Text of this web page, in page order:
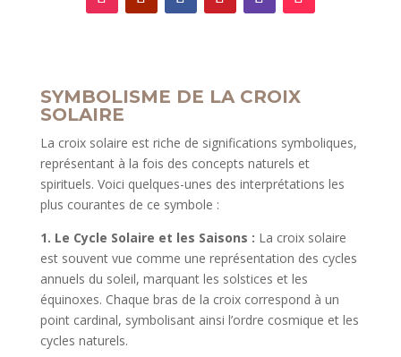
SYMBOLISME DE LA CROIX
SOLAIRE
La croix solaire est riche de significations symboliques,
représentant à la fois des concepts naturels et
spirituels. Voici quelques-unes des interprétations les
plus courantes de ce symbole :
1. Le Cycle Solaire et les Saisons : La croix solaire
est souvent vue comme une représentation des cycles
annuels du soleil, marquant les solstices et les
équinoxes. Chaque bras de la croix correspond à un
point cardinal, symbolisant ainsi l’ordre cosmique et les
cycles naturels.